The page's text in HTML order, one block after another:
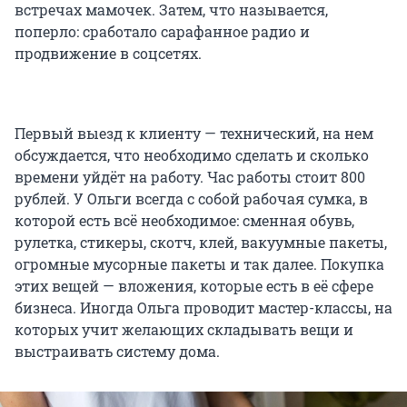
встречах мамочек. Затем, что называется,
поперло: сработало сарафанное радио и
продвижение в соцсетях.
Первый выезд к клиенту — технический, на нем
обсуждается, что необходимо сделать и сколько
времени уйдёт на работу. Час работы стоит 800
рублей. У Ольги всегда с собой рабочая сумка, в
которой есть всё необходимое: сменная обувь,
рулетка, стикеры, скотч, клей, вакуумные пакеты,
огромные мусорные пакеты и так далее. Покупка
этих вещей — вложения, которые есть в её сфере
бизнеса. Иногда Ольга проводит мастер-классы, на
которых учит желающих складывать вещи и
выстраивать систему дома.